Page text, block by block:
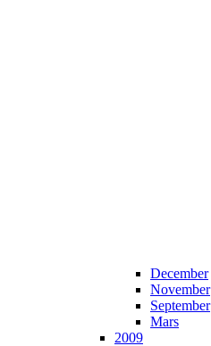
December
November
September
Mars
2009